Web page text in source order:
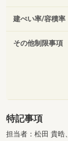
建ぺい率/容積率
その他制限事項
特記事項
担当者：松田 貴晧